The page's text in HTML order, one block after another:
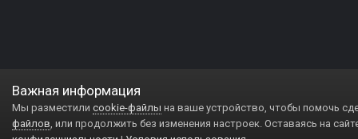
Важная информация
Мы разместили cookie-файлы на ваше устройство, чтобы помочь
файлов, или продолжить без изменения настроек. Оставаясь на